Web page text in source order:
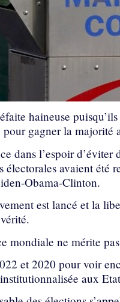
haineuse
gagner la majorité
dans l’espoir
électorales avaient été
Obama-Clinton.
est lancé et la
mondiale ne mérite
et 2020 pour voir
aux